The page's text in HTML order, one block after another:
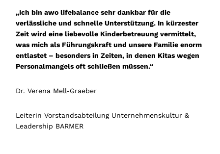
„Ich bin awo lifebalance sehr dankbar für die
verlässliche und schnelle Unterstützung. In kürzester
Zeit wird eine liebevolle Kinderbetreuung vermittelt,
was mich als Führungskraft und unsere Familie enorm
entlastet – besonders in Zeiten, in denen Kitas wegen
Personalmangels oft schließen müssen.“
Dr. Verena Mell-Graeber
Leiterin Vorstandsabteilung Unternehmenskultur &
Leadership BARMER